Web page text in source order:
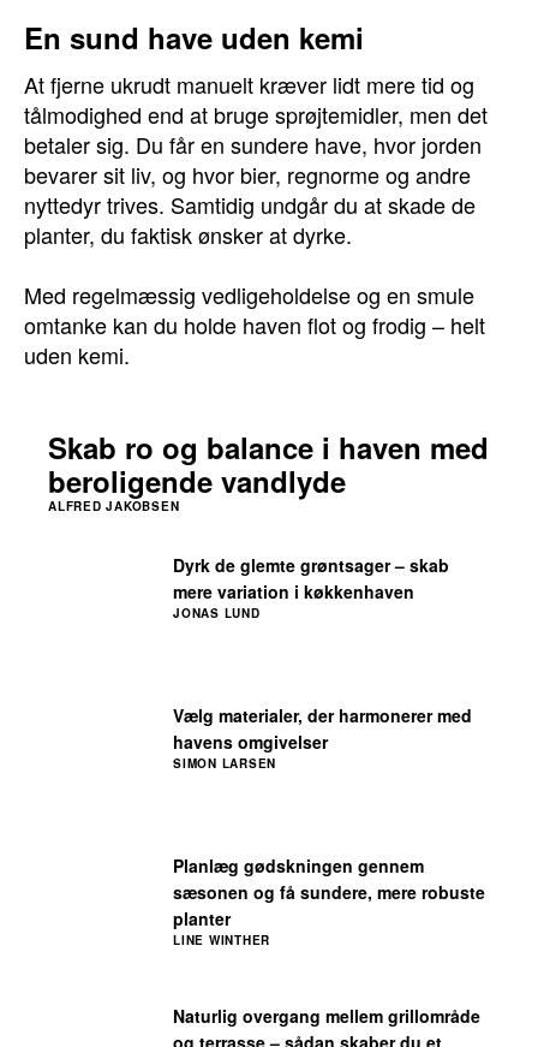
En sund have uden kemi
At fjerne ukrudt manuelt kræver lidt mere tid og
tålmodighed end at bruge sprøjtemidler, men det
betaler sig. Du får en sundere have, hvor jorden
bevarer sit liv, og hvor bier, regnorme og andre
nyttedyr trives. Samtidig undgår du at skade de
planter, du faktisk ønsker at dyrke.
Med regelmæssig vedligeholdelse og en smule
omtanke kan du holde haven flot og frodig – helt
uden kemi.
Naturlig overgang mellem grillområde
og terrasse – sådan skaber du et
Planlæg gødskningen gennem
sæsonen og få sundere, mere robuste
planter
LINE WINTHER
Vælg materialer, der harmonerer med
havens omgivelser
SIMON LARSEN
Dyrk de glemte grøntsager – skab
mere variation i køkkenhaven
JONAS LUND
Skab ro og balance i haven med
beroligende vandlyde
ALFRED JAKOBSEN